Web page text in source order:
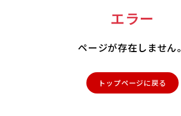
エラー
ページが存在しません。
トップページに戻る